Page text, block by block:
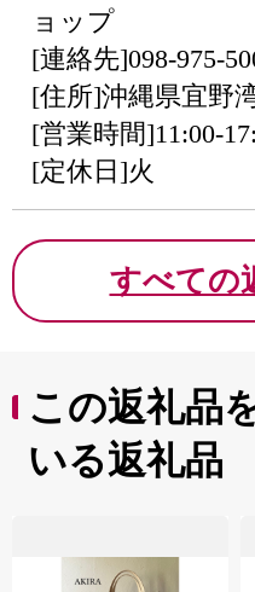
ョップ
[連絡先]098-975-
[住所]沖縄県宜野
[営業時間]11:00-
[定休日]火
すべての
この返礼品
いる返礼品